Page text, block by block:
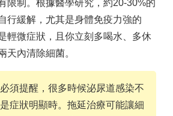
限制。根據醫學研究，約20-30%的
行緩解，尤其是身體免疫力強的
輕微症狀，且你立刻多喝水、多休
天內清除細菌。
須提醒，很多時候泌尿道感染不
症狀明顯時。拖延治療可能讓細